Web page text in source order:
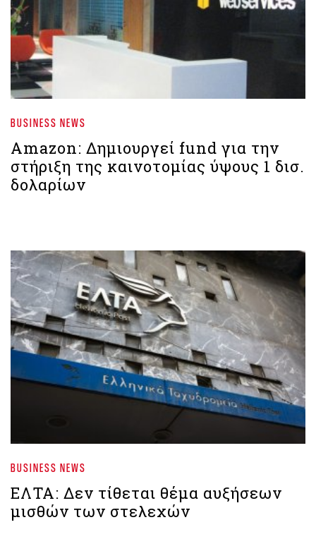
BUSINESS NEWS
Amazon: Δημιουργεί fund για την
στήριξη της καινοτομίας ύψους 1 δισ.
δολαρίων
BUSINESS NEWS
ΕΛΤΑ: Δεν τίθεται θέμα αυξήσεων
μισθών των στελεχών